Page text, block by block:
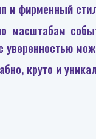
и фирменный
масштабам
уверенностью
круто и